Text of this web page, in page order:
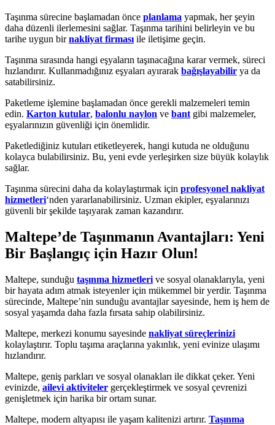
Taşınma sürecine başlamadan önce planlama yapmak, her şeyin
daha düzenli ilerlemesini sağlar. Taşınma tarihini belirleyin ve bu
tarihe uygun birnakliyat firması ile iletişime geçin.
Taşınma sırasında hangi eşyaların taşınacağına karar vermek, süreci
hızlandırır. Kullanmadığınız eşyaları ayırarak bağışlayabilir ya da
satabilirsiniz.
Paketleme işlemine başlamadan önce gerekli malzemeleri temin
edin. Karton kutular, balonlu naylon ve bant gibi malzemeler,
eşyalarınızın güvenliği için önemlidir.
Paketlediğiniz kutuları etiketleyerek, hangi kutuda ne olduğunu
kolayca bulabilirsiniz. Bu, yeni evde yerleşirken size büyük kolaylık
sağlar.
Taşınma sürecini daha da kolaylaştırmak için profesyonel nakliyat
hizmetleri‘nden yararlanabilirsiniz. Uzman ekipler, eşyalarınızı
güvenli bir şekilde taşıyarak zaman kazandırır.
Maltepe’de Taşınmanın Avantajları: Yeni
Bir Başlangıç için Hazır Olun!
Maltepe, sunduğu taşınma hizmetleri ve sosyal olanaklarıyla, yeni
bir hayata adım atmak isteyenler için mükemmel bir yerdir. Taşınma
sürecinde, Maltepe’nin sunduğu avantajlar sayesinde, hem iş hem de
sosyal yaşamda daha fazla fırsata sahip olabilirsiniz.
Maltepe, merkezi konumu sayesinde nakliyat süreçlerinizi
kolaylaştırır. Toplu taşıma araçlarına yakınlık, yeni evinize ulaşımı
hızlandırır.
Maltepe, geniş parkları ve sosyal olanakları ile dikkat çeker. Yeni
evinizde, ailevi aktiviteler gerçekleştirmek ve sosyal çevrenizi
genişletmek için harika bir ortam sunar.
Maltepe, modern altyapısı ile yaşam kalitenizi artırır. Taşınma